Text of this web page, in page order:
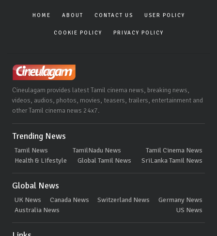
HOME ABOUT CONTACT US USER POLICY
COOKIE POLICY PRIVACY POLICY
Cineulagam provides latest Tamil cinema news, breaking news,
videos, audios, photos, movies, teasers, trailers, entertainment and
other Tamil cinema news 24x7.
Trending News
Tamil News TamilNadu News
Tamil Cinema News
Health & Lifestyle
Global Tamil News SriLanka Tamil News
Global News
UK News Canada News Switzerland News
Germany News
Australia News
US News